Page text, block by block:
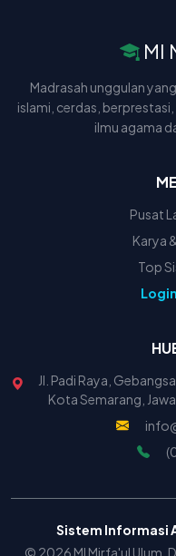
MI
Madrasah unggulan
islami, cerdas,
ilmu agama
Pusat
Karya
Top
Jl. Padi Raya,
Kota Semarang,
Sistem Informasi
© 2026 MI Mirfa'ul Ulum.